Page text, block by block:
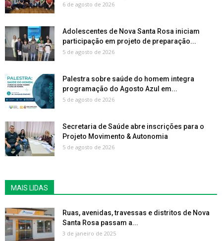
6 de agosto de 2026
Adolescentes de Nova Santa Rosa iniciam
participação em projeto de preparação...
5 de agosto de 2026
Palestra sobre saúde do homem integra
programação do Agosto Azul em...
5 de agosto de 2026
Secretaria de Saúde abre inscrições para o
Projeto Movimento & Autonomia
5 de agosto de 2026
MAIS LIDAS
Ruas, avenidas, travessas e distritos de Nova
Santa Rosa passam a...
3 de janeiro de 2025